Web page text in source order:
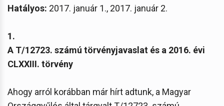
Hatályos: 2017. január 1., 2017. január 2.
1.
A T/12723. számú törvényjavaslat és a 2016. évi
CLXXIII. törvény
Ahogy arról korábban már hírt adtunk, a Magyar